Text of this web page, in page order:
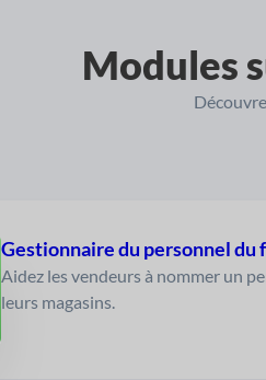
Modules
Gestionnaire du personnel du
Aidez les vendeurs à nommer un
leurs magasins.